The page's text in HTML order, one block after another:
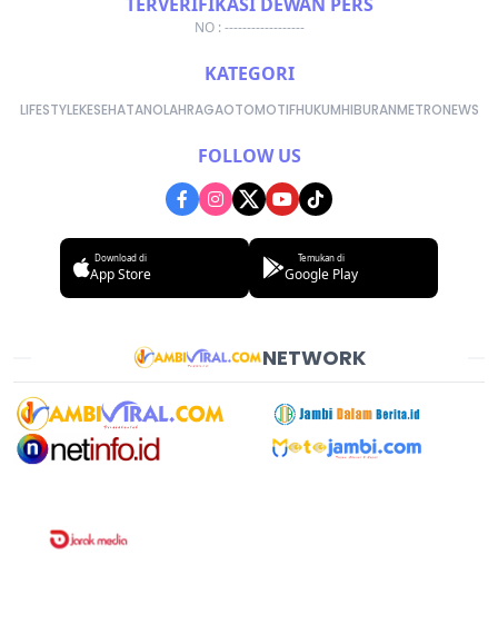
NO : ------------------
KATEGORI
LIFESTYLEKESEHATANOLAHRAGAOTOMOTIFHUKUMHIBURANMETRONEWS
FOLLOW US
Download di
App Store
Temukan di
Google Play
NETWORK